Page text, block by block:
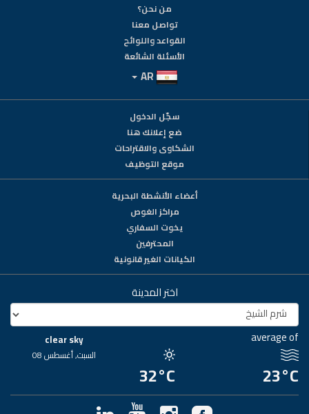
من نحن؟
تواصل معنا
القواعد واللوائح
الأسئلة الشائعة
سجّل الدخول
ضع إعلانك هنا
الشكاوى والاقتراحات
موقع التوظيف
أعضاء الأنشطة البحرية
مراكز الغوص
يخوت السفاري
المحترفين
الكيانات الغير قانونية
اختر المدينة
average of
23°C
32°C
clear sky
السبت, أغسطس 08